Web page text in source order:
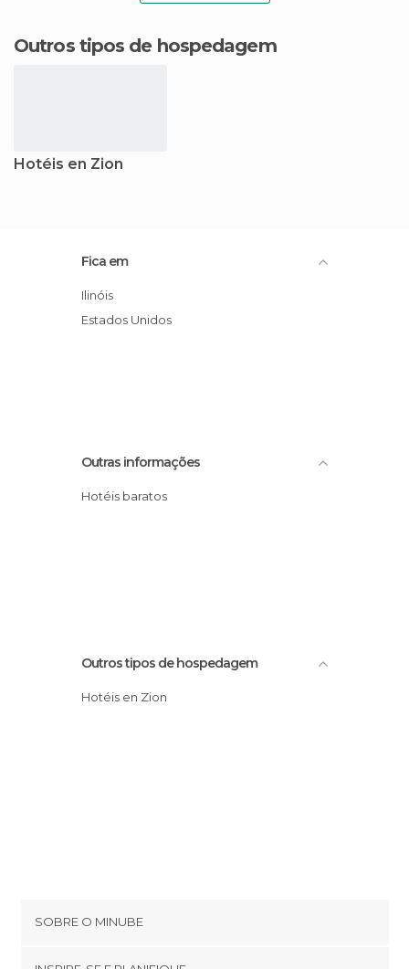
Outros tipos de hospedagem
Hotéis en Zion
Fica em
Ilinóis
Estados Unidos
Outras informações
Hotéis baratos
Outros tipos de hospedagem
Hotéis en Zion
SOBRE O MINUBE